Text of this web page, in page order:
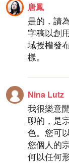
唐鳳
是的，請
字稿以創
域授權發
樣。
Nina Lutz
我很樂意
聊的，是
色。您可
您個人的
何以任何